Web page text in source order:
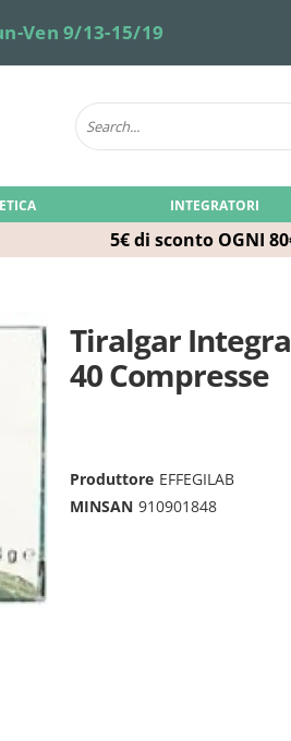
5€ di sconto OGNI
Ven 9/13-15/19
INTEGRATORI
Tiralgar
40 Compresse
Produttore EFFEGILAB
MINSAN 910901848